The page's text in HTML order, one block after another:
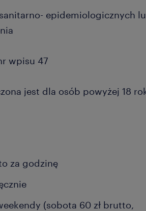
epidemiologicznych
wpisu 47
jest dla osób powyżej 18
za godzinę
(sobota 60 zł brutto,